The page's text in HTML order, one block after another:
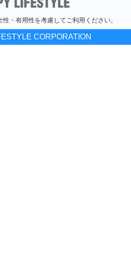
・有用性を考慮してご利用ください。
CORPORATION